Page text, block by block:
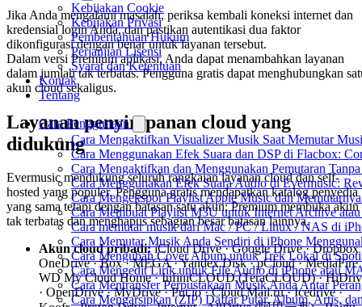
Kebijakan Cookie
Kebijakan Privasi
Pemberitahuan Hukum
Perjanjian Lisensi
Syarat dan Ketentuan
Kontak
Tentang
Cara Penggunaan
Cara Mengaktifkan Visualizer Musik Saat Memutar
Cara Menggunakan Efek Suara dan DSP di Flacbox:
Cara Mengaktifkan dan Menggunakan Pemutaran
Cara Menggunakan Efek Suara Audio di Evermusic:
Cara Mengekspor Playlist Apple Music dan
Cara Membuat Playlist M3U untuk Internet Archive
Cara memutar musik dari Mac / PC / Linux / NAS di
Cara Memutar Musik Anda Sendiri di iPhone
Cara Mengubah Cover Album untuk Trek Lokal di
Cara Mengedit Lirik untuk File Audio di iPhone atau
Cara Mentransfer Perpustakaan Musik Anda Antar
Cara Mengarsipkan (ZIP) Daftar Putar, Album, Artis,
Jika Anda mengalami masalah, periksa kembali koneksi internet dan
kredensial login Anda, dan pastikan autentikasi dua faktor
dikonfigurasi dengan benar untuk layanan tersebut.
Dalam versi Premium aplikasi, Anda dapat menambahkan layanan
dalam jumlah tak terbatas. Pengguna gratis dapat menghubungkan
akun cloud sekaligus.
Layanan penyimpanan cloud yang
didukung
Evermusic mendukung seluruh rangkaian layanan cloud dan self-
hosted yang populer. Pengguna gratis mendapatkan katalog penyedia
yang sama tetapi dengan batasan satu akun; Premium membuka akun
tak terbatas dan menghapus sebagian besar batasan lainnya.
Akun cloud pribadi:iCloud Drive · Google Drive · Dropbox
OneDrive · Box · MEGA · Yandex.Disk · pCloud · MediaFire
WD My Cloud Home · InfiniCLOUD (TeraCLOUD) ·
· OpenDrive · MyDrive · Put.io · Cloud Mail.ru · Icedrive ·